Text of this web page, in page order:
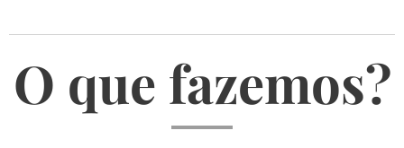
O que fazemos?